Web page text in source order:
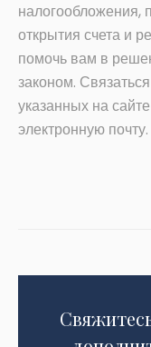
налогообложения,
открытия счета и
помочь вам в
законом.
указанных на
электронную